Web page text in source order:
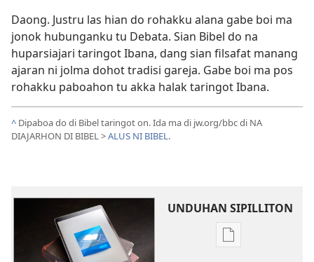
Daong. Justru las hian do rohakku alana gabe boi ma
jonok hubunganku tu Debata. Sian Bibel do na
huparsiajari taringot Ibana, dang sian filsafat manang
ajaran ni jolma dohot tradisi gareja. Gabe boi ma pos
rohakku paboahon tu akka halak taringot Ibana.
^ Dipaboa do di Bibel taringot on. Ida ma di jw.org/bbc di NA
DIAJARHON DI BIBEL >ALUS NI BIBEL.
UNDUHAN SIPILLITON
Sipilliton